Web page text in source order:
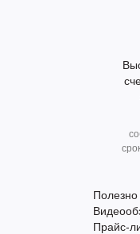
Полезно
Прайс-